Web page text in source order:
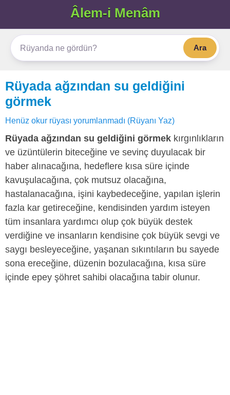
Âlem-i Menâm
Ara
Rüyada ağzından su geldiğini
görmek
Henüz okur rüyası yorumlanmadı (Rüyanı Yaz)
Rüyada ağzından su geldiğini görmek kırgınlıkların
ve üzüntülerin biteceğine ve sevinç duyulacak bir
haber alınacağına, hedeflere kısa süre içinde
kavuşulacağına, çok mutsuz olacağına,
hastalanacağına, işini kaybedeceğine, yapılan işlerin
fazla kar getireceğine, kendisinden yardım isteyen
tüm insanlara yardımcı olup çok büyük destek
verdiğine ve insanların kendisine çok büyük sevgi ve
saygı besleyeceğine, yaşanan sıkıntıların bu sayede
sona ereceğine, düzenin bozulacağına, kısa süre
içinde epey şöhret sahibi olacağına tabir olunur.